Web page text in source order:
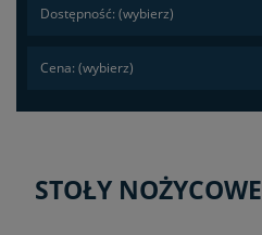
Dostępność: (wybierz)
Cena: (wybierz)
STOŁY NOŻYCOWE